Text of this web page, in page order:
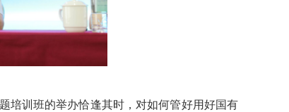
培训班的举办恰逢其时，对如何管好用好国有